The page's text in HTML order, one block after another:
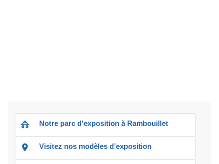
Notre parc d'exposition à Rambouillet
Visitez nos modèles d’exposition